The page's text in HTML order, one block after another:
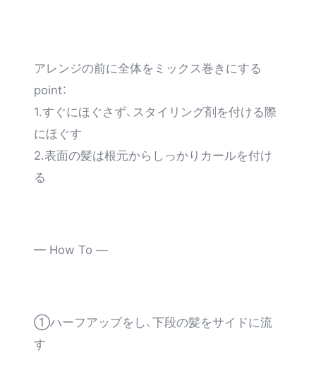
アレンジの前に全体をミックス巻きにする
point：
1.すぐにほぐさず、スタイリング剤を付ける際
にほぐす
2.表面の髪は根元からしっかりカールを付け
る
— How To —
①ハーフアップをし、下段の髪をサイドに流
す